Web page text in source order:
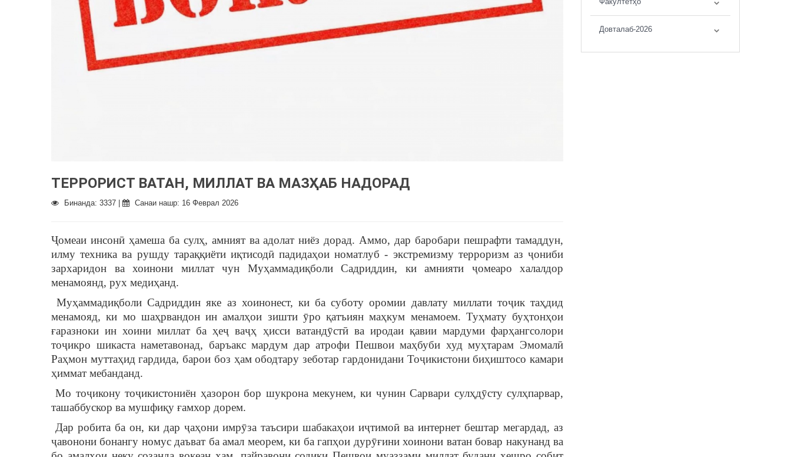
ТЕРРОРИСТ ВАТАН, МИЛЛАТ ВА МАЗҲАБ НАДОРАД
Бинанда: 3337 | Санаи нашр: 16 Феврал 2026
Ҷомеаи инсонӣ ҳамеша ба сулҳ, амният ва адолат ниёз дорад. Аммо, дар баробари пешрафти тамаддун,
илму техника ва рушду тараққиёти иқтисодӣ падидаҳои номатлуб - экстремизму терроризм аз ҷониби
зархаридон ва хоинони миллат чун Муҳаммадиқболи Садриддин, ки амнияти ҷомеаро халалдор
менамоянд, рух медиҳанд.
Муҳаммадиқболи Садриддин яке аз хоинонест, ки ба суботу оромии давлату миллати тоҷик таҳдид
менамояд, ки мо шаҳрвандон ин амалҳои зишти ӯро қатъиян маҳкум менамоем. Туҳмату буҳтонҳои
ғаразноки ин хоини миллат ба ҳеҷ ваҷҳ ҳисси ватандӯстӣ ва иродаи қавии мардуми фарҳангсолори
тоҷикро шикаста наметавонад, баръакс мардум дар атрофи Пешвои маҳбуби худ муҳтарам Эмомалӣ
Раҳмон муттаҳид гардида, барои боз ҳам ободтару зеботар гардонидани Тоҷикистони биҳиштосо камари
ҳиммат мебанданд.
Мо тоҷикону тоҷикистониён ҳазорон бор шукрона мекунем, ки чунин Сарвари сулҳдӯсту сулҳпарвар,
ташаббускор ва мушфиқу ғамхор дорем.
Дар робита ба он, ки дар ҷаҳони имрӯза таъсири шабакаҳои иҷтимоӣ ва интернет бештар мегардад, аз
ҷавонони бонангу номус даъват ба амал меорем, ки ба гапҳои дурӯғини хоинони ватан бовар накунанд ва
Довталаб-2026